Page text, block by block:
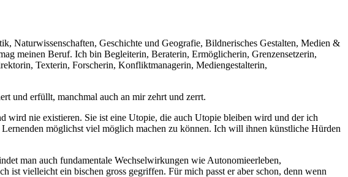
Naturwissenschaften, Geschichte und Geografie, Bildnerisches Gestalten, Medien &
meinen Beruf. Ich bin Begleiterin, Beraterin, Ermöglicherin, Grenzensetzerin,
Texterin, Forscherin, Konfliktmanagerin, Mediengestalterin,
und erfüllt, manchmal auch an mir zehrt und zerrt.
nie existieren. Sie ist eine Utopie, die auch Utopie bleiben wird und der ich
möglichst viel möglich machen zu können. Ich will ihnen künstliche Hürden
man auch fundamentale Wechselwirkungen wie Autonomieerleben,
ist vielleicht ein bischen gross gegriffen. Für mich passt er aber schon, denn wenn